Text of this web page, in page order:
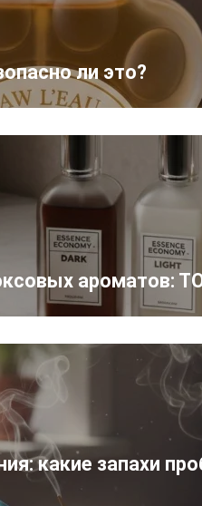
ли это?
ароматов:
какие запахи